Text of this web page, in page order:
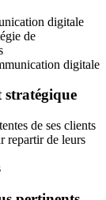
digitale
de
digitale
stratégique
de ses clients
repartir de leurs